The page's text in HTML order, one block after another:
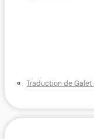
« Traduction de Galet